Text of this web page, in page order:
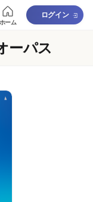
ホーム
ログイン
ーパス